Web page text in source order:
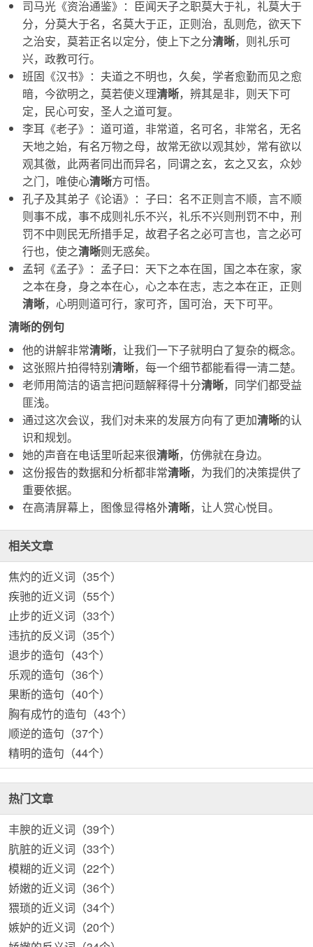
司马光《资治通鉴》：臣闻天子之职莫大于礼，礼莫大于
分，分莫大于名，名莫大于正，正则治，乱则危，欲天下
之治安，莫若正名以定分，使上下之分清晰，则礼乐可
兴，政教可行。
班固《汉书》：夫道之不明也，久矣，学者愈勤而见之愈
暗，今欲明之，莫若使义理清晰，辨其是非，则天下可
定，民心可安，圣人之道可复。
李耳《老子》：道可道，非常道，名可名，非常名，无名
天地之始，有名万物之母，故常无欲以观其妙，常有欲以
观其徼，此两者同出而异名，同谓之玄，玄之又玄，众妙
之门，唯使心清晰方可悟。
孔子及其弟子《论语》：子曰：名不正则言不顺，言不顺
则事不成，事不成则礼乐不兴，礼乐不兴则刑罚不中，刑
罚不中则民无所措手足，故君子名之必可言也，言之必可
行也，使之清晰则无惑矣。
孟轲《孟子》：孟子曰：天下之本在国，国之本在家，家
之本在身，身之本在心，心之本在志，志之本在正，正则
清晰，心明则道可行，家可齐，国可治，天下可平。
清晰的例句
他的讲解非常清晰，让我们一下子就明白了复杂的概念。
这张照片拍得特别清晰，每一个细节都能看得一清二楚。
老师用简洁的语言把问题解释得十分清晰，同学们都受益
匪浅。
通过这次会议，我们对未来的发展方向有了更加清晰的认
识和规划。
她的声音在电话里听起来很清晰，仿佛就在身边。
这份报告的数据和分析都非常清晰，为我们的决策提供了
重要依据。
在高清屏幕上，图像显得格外清晰，让人赏心悦目。
相关文章
焦灼的近义词（35个）
疾驰的近义词（55个）
止步的近义词（33个）
违抗的反义词（35个）
退步的造句（43个）
乐观的造句（36个）
果断的造句（40个）
胸有成竹的造句（43个）
顺逆的造句（37个）
精明的造句（44个）
热门文章
丰腴的近义词（39个）
肮脏的近义词（33个）
模糊的近义词（22个）
娇嫩的近义词（36个）
猥琐的近义词（34个）
嫉妒的近义词（20个）